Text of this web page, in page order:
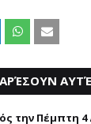
την Πέμπτη 4